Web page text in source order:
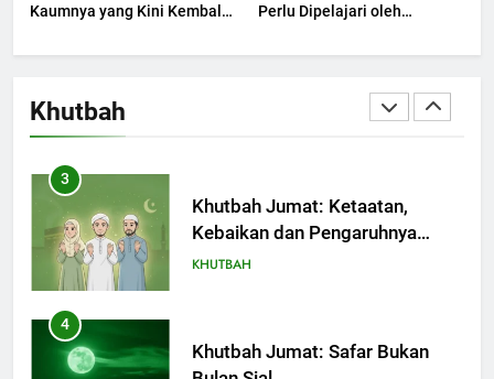
Kaumnya yang Kini Kembali
Perlu Dipelajari oleh
(2)
Khutbah
Khutbah Jumat: Melihat
Limpahan Nikmat Allah
3
Khutbah Jumat: Ketaatan,
Kebaikan dan Pengaruhnya
dalam Jiwa Manusia
KHUTBAH
4
Khutbah Jumat: Safar Bukan